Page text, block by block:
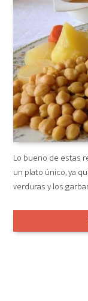
Lo bueno de estas
un plato único, ya
verduras y los